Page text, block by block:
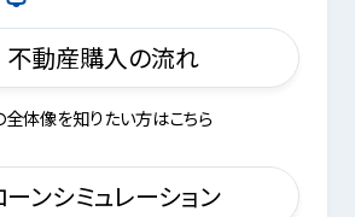
不動産購入の流れ
全体像を知りたい方はこちら
ーンシミュレーション